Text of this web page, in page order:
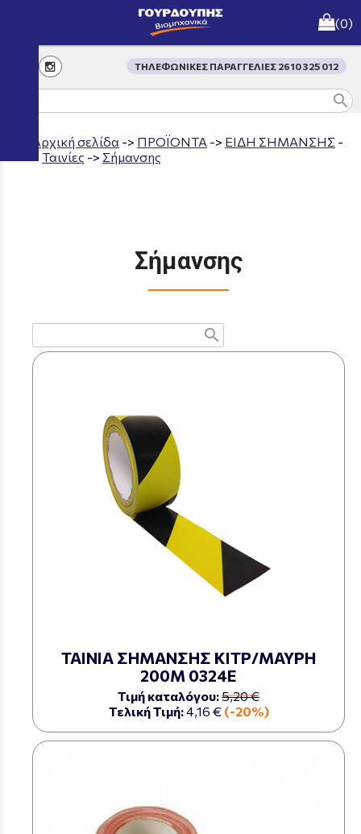
(0)
ΤΗΛΕΦΩΝΙΚΕΣ ΠΑΡΑΓΓΕΛΙΕΣ 2610 325 012
search
Aρχική σελίδα -> ΠΡΟΪΟΝΤΑ -> ΕΙΔΗ ΣΗΜΑΝΣΗΣ -
Ταινίες -> Σήμανσης
Σήμανσης
search
ΤΑΙΝΙΑ ΣΗΜΑΝΣΗΣ ΚΙΤΡ/ΜΑΥΡΗ
200Μ 0324Ε
Τιμή καταλόγου:5,20 €
Τελική Τιμή:4,16 € (-20%)